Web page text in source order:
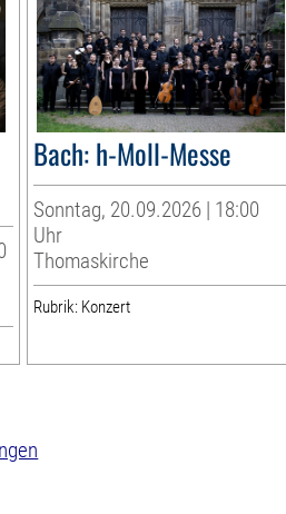
Bach: h-Moll-Messe
Sonntag, 20.09.2026 | 18:00
Uhr
Thomaskirche
Rubrik: Konzert